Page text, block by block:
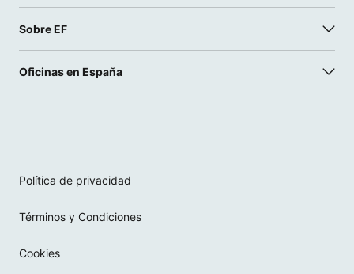
Sobre EF
Oficinas en España
Política de privacidad
Términos y Condiciones
Cookies